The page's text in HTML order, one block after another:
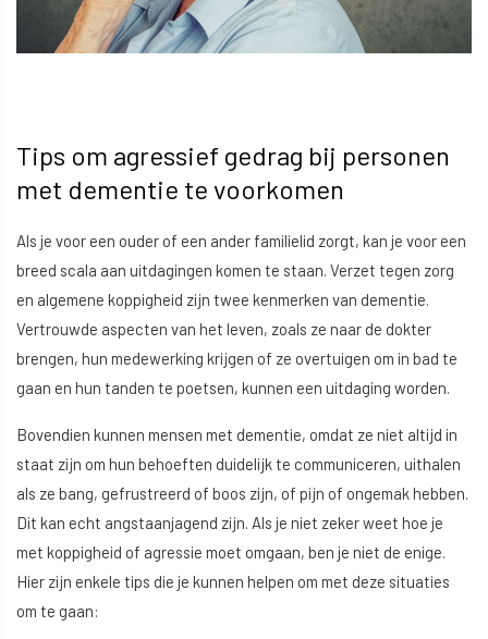
Tips om agressief gedrag bij personen
met dementie te voorkomen
Als je voor een ouder of een ander familielid zorgt, kan je voor een
breed scala aan uitdagingen komen te staan. Verzet tegen zorg
en algemene koppigheid zijn twee kenmerken van dementie.
Vertrouwde aspecten van het leven, zoals ze naar de dokter
brengen, hun medewerking krijgen of ze overtuigen om in bad te
gaan en hun tanden te poetsen, kunnen een uitdaging worden.
Bovendien kunnen mensen met dementie, omdat ze niet altijd in
staat zijn om hun behoeften duidelijk te communiceren, uithalen
als ze bang, gefrustreerd of boos zijn, of pijn of ongemak hebben.
Dit kan echt angstaanjagend zijn. Als je niet zeker weet hoe je
met koppigheid of agressie moet omgaan, ben je niet de enige.
Hier zijn enkele tips die je kunnen helpen om met deze situaties
om te gaan: